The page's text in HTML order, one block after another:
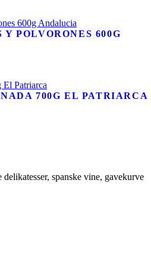
POLVORONES 600G
700G EL PATRIARCA
spanske vine, gavekurve